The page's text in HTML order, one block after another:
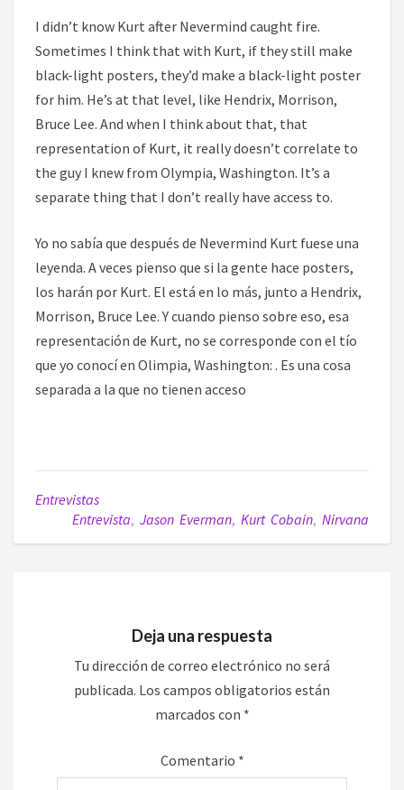
I didn’t know Kurt after Nevermind caught fire.
Sometimes I think that with Kurt, if they still make
black-light posters, they’d make a black-light poster
for him. He’s at that level, like Hendrix, Morrison,
Bruce Lee. And when I think about that, that
representation of Kurt, it really doesn’t correlate to
the guy I knew from Olympia, Washington. It’s a
separate thing that I don’t really have access to.
Yo no sabía que después de Nevermind Kurt fuese una
leyenda. A veces pienso que si la gente hace posters,
los harán por Kurt. El está en lo más, junto a Hendrix,
Morrison, Bruce Lee. Y cuando pienso sobre eso, esa
representación de Kurt, no se corresponde con el tío
que yo conocí en Olimpia, Washington: . Es una cosa
separada a la que no tienen acceso
Entrevistas
Entrevista, Jason Everman, Kurt Cobain, Nirvana
Deja una respuesta
Tu dirección de correo electrónico no será
publicada. Los campos obligatorios están
marcados con *
Comentario *